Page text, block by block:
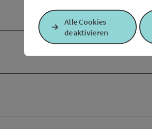
Alle Cookies
deaktivieren